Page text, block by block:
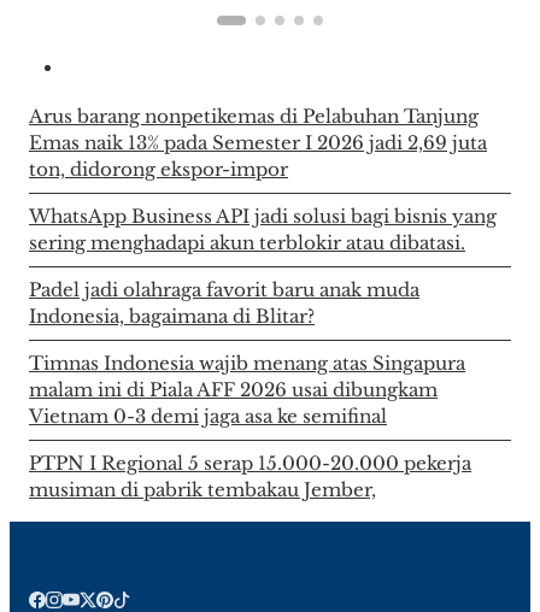
Arus barang nonpetikemas di Pelabuhan Tanjung
Emas naik 13% pada Semester I 2026 jadi 2,69 juta
ton, didorong ekspor-impor
WhatsApp Business API jadi solusi bagi bisnis yang
sering menghadapi akun terblokir atau dibatasi.
Padel jadi olahraga favorit baru anak muda
Indonesia, bagaimana di Blitar?
Timnas Indonesia wajib menang atas Singapura
malam ini di Piala AFF 2026 usai dibungkam
Vietnam 0-3 demi jaga asa ke semifinal
PTPN I Regional 5 serap 15.000-20.000 pekerja
musiman di pabrik tembakau Jember,